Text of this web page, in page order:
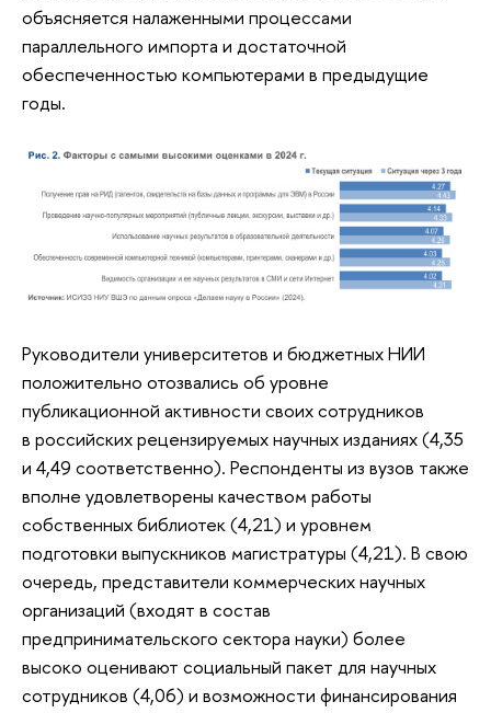
объясняется налаженными процессами
параллельного импорта и достаточной
обеспеченностью компьютерами в предыдущие
годы.
Руководители университетов и бюджетных НИИ
положительно отозвались об уровне
публикационной активности своих сотрудников
в российских рецензируемых научных изданиях (4,35
и 4,49 соответственно). Респонденты из вузов также
вполне удовлетворены качеством работы
собственных библиотек (4,21) и уровнем
подготовки выпускников магистратуры (4,21). В свою
очередь, представители коммерческих научных
организаций (входят в состав
предпринимательского сектора науки) более
высоко оценивают социальный пакет для научных
сотрудников (4,06) и возможности финансирования